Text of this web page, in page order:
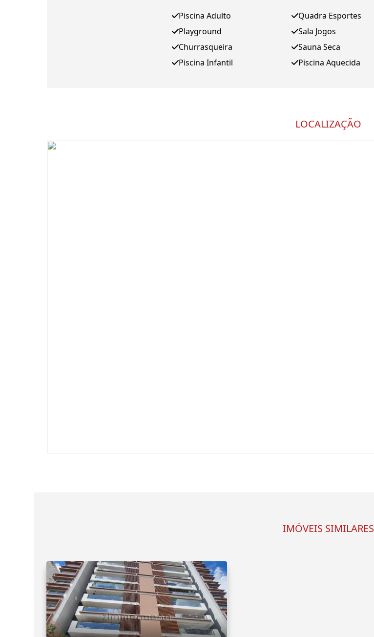
Piscina Adulto
Playground
Churrasqueira
Piscina Infantil
Quadra Esportes
Sala Jogos
Sauna Seca
Piscina Aquecida
LOCALIZAÇÃO
IMÓVEIS SIMILARES